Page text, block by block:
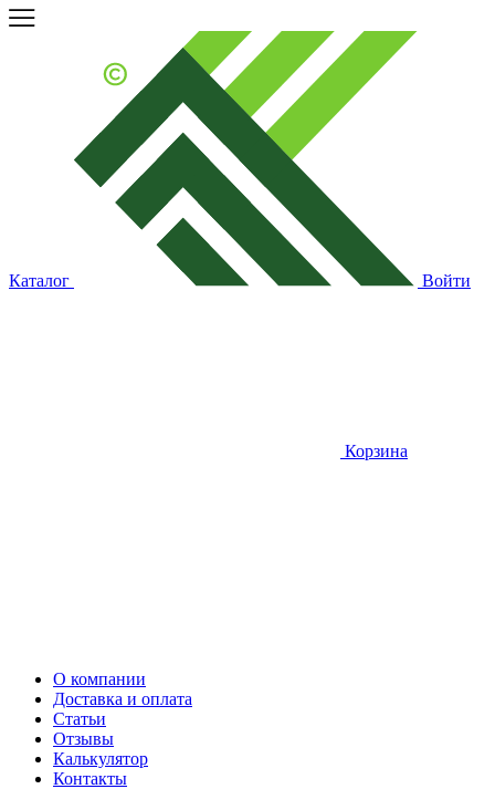
Каталог Войти
Корзина
О компании
Доставка и оплата
Статьи
Отзывы
Калькулятор
Контакты